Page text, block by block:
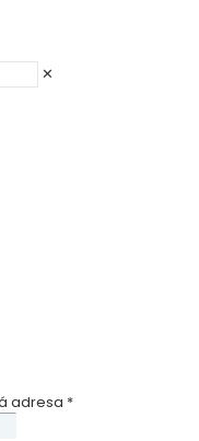
✕
adresa *